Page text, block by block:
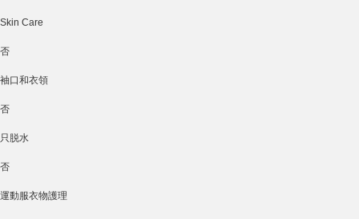
Skin Care
否
袖口和衣領
否
只脱水
否
運動服衣物護理